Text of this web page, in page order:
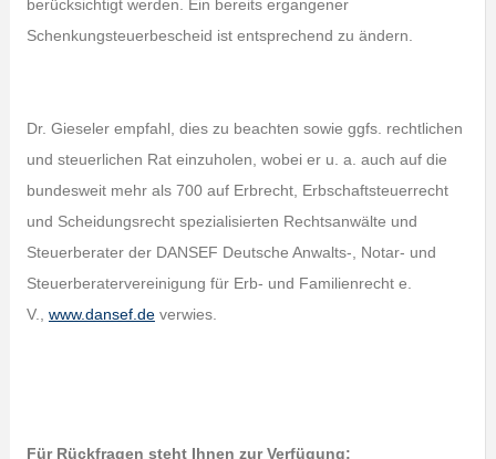
berücksichtigt werden. Ein bereits ergangener
Schenkungsteuerbescheid ist entsprechend zu ändern.
Dr. Gieseler empfahl, dies zu beachten sowie ggfs. rechtlichen
und steuerlichen Rat einzuholen, wobei er u. a. auch auf die
bundesweit mehr als 700 auf Erbrecht, Erbschaftsteuerrecht
und Scheidungsrecht spezialisierten Rechtsanwälte und
Steuerberater der DANSEF Deutsche Anwalts-, Notar- und
Steuerberatervereinigung für Erb- und Familienrecht e.
V., www.dansef.deverwies.
Für Rückfragen steht Ihnen zur Verfügung: